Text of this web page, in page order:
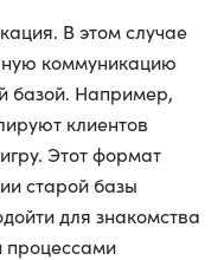
В этом случае
коммуникацию
базой. Например,
клиентов
Этот формат
старой базы
для знакомства
процессами